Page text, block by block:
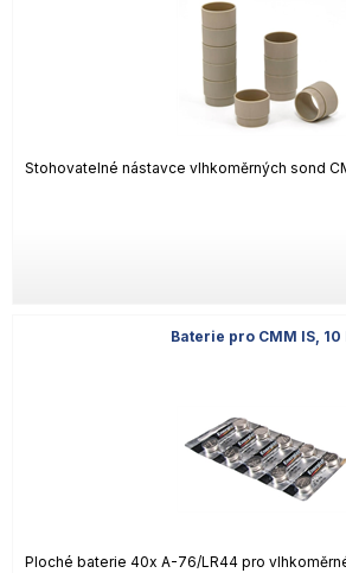
Stohovatelné nástavce vlhkoměrných sond
Baterie pro CMM IS, 10
Ploché baterie 40x A-76/LR44 pro